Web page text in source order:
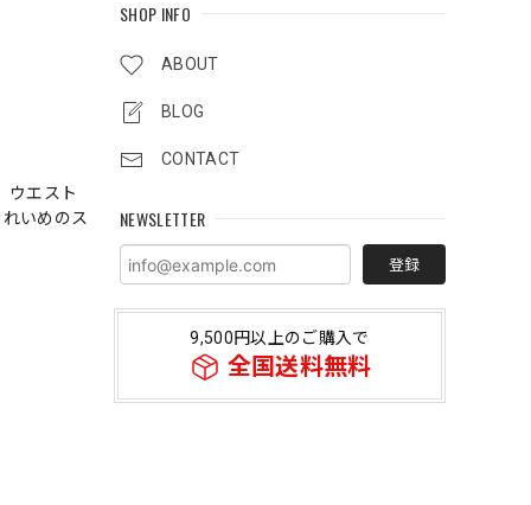
SHOP INFO
ABOUT
BLOG
CONTACT
NEWSLETTER
登録
9,500円以上のご購入で
全国送料無料
ウエスト
いめのス